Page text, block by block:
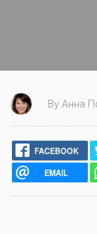
By Анна
FACEBOOK
EMAIL